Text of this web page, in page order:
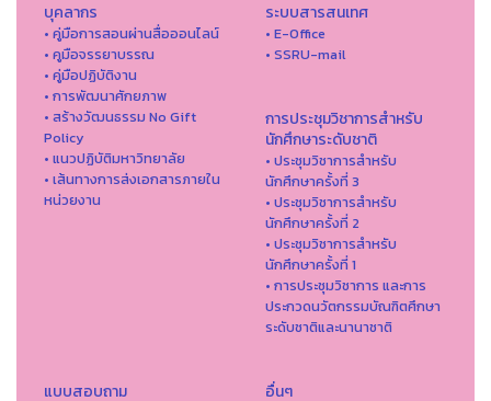
บุคลากร
• คู่มือการสอนผ่านสื่อออนไลน์
• คูมือจรรยาบรรณ
• คู่มือปฏิบัติงาน
• การพัฒนาศักยภาพ
• สร้างวัฒนธรรม No Gift
Policy
• แนวปฏิบัติมหาวิทยาลัย
• เส้นทางการส่งเอกสารภายใน
หน่วยงาน
ระบบสารสนเทศ
• E-Office
• SSRU-mail
การประชุมวิชาการสำหรับ
นักศึกษาระดับชาติ
• ประชุมวิชาการสำหรับ
นักศึกษาครั้งที่ 3
• ประชุมวิชาการสำหรับ
นักศึกษาครั้งที่ 2
• ประชุมวิชาการสำหรับ
นักศึกษาครั้งที่ 1
• การประชุมวิชาการ และการ
ประกวดนวัตกรรมบัณฑิตศึกษา
ระดับชาติและนานาชาติ
แบบสอบถาม อื่นๆ